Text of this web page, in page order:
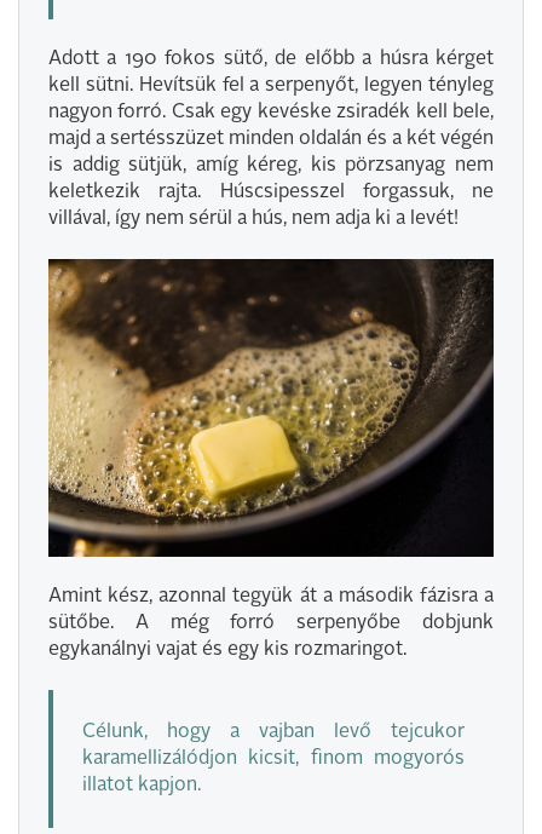
Adott a 190 fokos sütő, de előbb a húsra kérget
kell sütni. Hevítsük fel a serpenyőt, legyen tényleg
nagyon forró. Csak egy kevéske zsiradék kell bele,
majd a sertésszüzet minden oldalán és a két végén
is addig sütjük, amíg kéreg, kis pörzsanyag nem
keletkezik rajta. Húscsipesszel forgassuk, ne
villával, így nem sérül a hús, nem adja ki a levét!
Amint kész, azonnal tegyük át a második fázisra a
sütőbe. A még forró serpenyőbe dobjunk
egykanálnyi vajat és egy kis rozmaringot.
Célunk, hogy a vajban levő tejcukor
karamellizálódjon kicsit, finom mogyorós
illatot kapjon.